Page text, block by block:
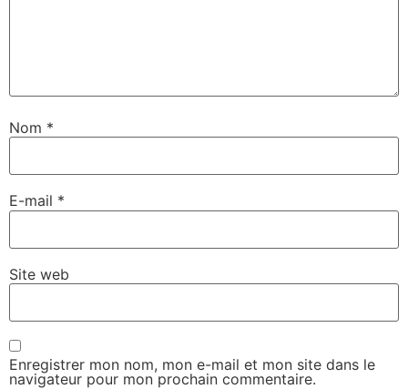
Nom *
E-mail *
Site web
Enregistrer mon nom, mon e-mail et mon site dans le
navigateur pour mon prochain commentaire.